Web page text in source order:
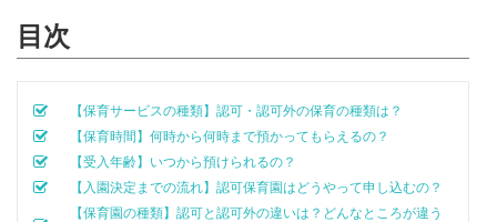
目次
【保育サービスの種類】認可・認可外の保育の種類は？
【保育時間】何時から何時まで預かってもらえるの？
【受入年齢】いつから預けられるの？
【入園決定までの流れ】認可保育園はどうやって申し込むの？
【保育園の種類】認可と認可外の違いは？どんなところが違う